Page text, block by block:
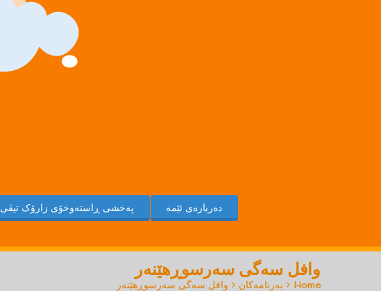
پەخشی ڕاستەوخۆی زارۆک تیڤی دەربارەی ئێمە
وافل سەگی سەرسوڕهێنەر
Home
> بەرنامەکان > وافل سەگی سەرسوڕهێنەر